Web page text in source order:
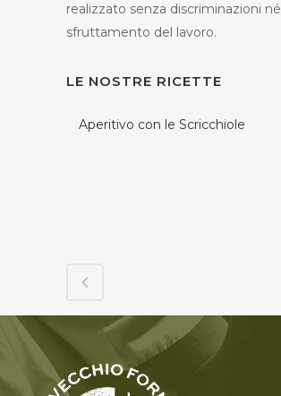
realizzato senza discriminazioni né
sfruttamento del lavoro.
LE NOSTRE RICETTE
Aperitivo con le Scricchiole